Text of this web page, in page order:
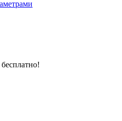
бесплатно!